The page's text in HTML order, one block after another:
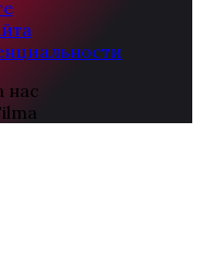
нас